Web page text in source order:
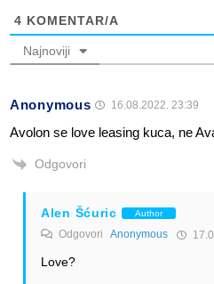
4 KOMENTAR/A
Najnoviji
Anonymous 16.08.2022. 23:39
Avolon se love leasing kuca, ne
Odgovori
Alen Šćuric Author
Odgovori Anonymous
Love?